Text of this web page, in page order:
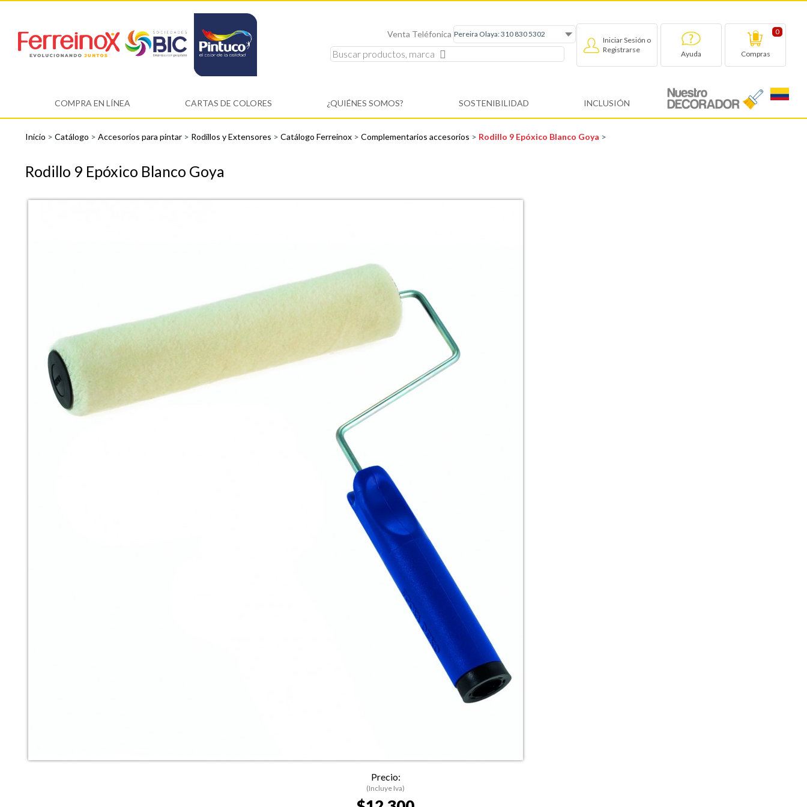
Venta Teléfonica
Iniciar Sesión o
Registrarse
Ayuda
0
Compras
COMPRA EN LÍNEA CARTAS DE COLORES ¿QUIÉNES SOMOS? SOSTENIBILIDAD INCLUSIÓN
Inicio > Catálogo > Accesorios para pintar > Rodillos y Extensores > Catálogo Ferreinox > Complementarios accesorios > Rodillo 9 Epóxico Blanco Goya >
Rodillo 9 Epóxico Blanco Goya
Precio:
(Incluye Iva)